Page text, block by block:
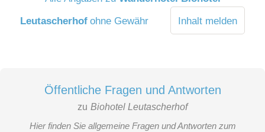
Leutascherhof ohne Gewähr Inhalt melden
Öffentliche Fragen und Antworten
zu Biohotel Leutascherhof
Hier finden Sie allgemeine Fragen und Antworten zum